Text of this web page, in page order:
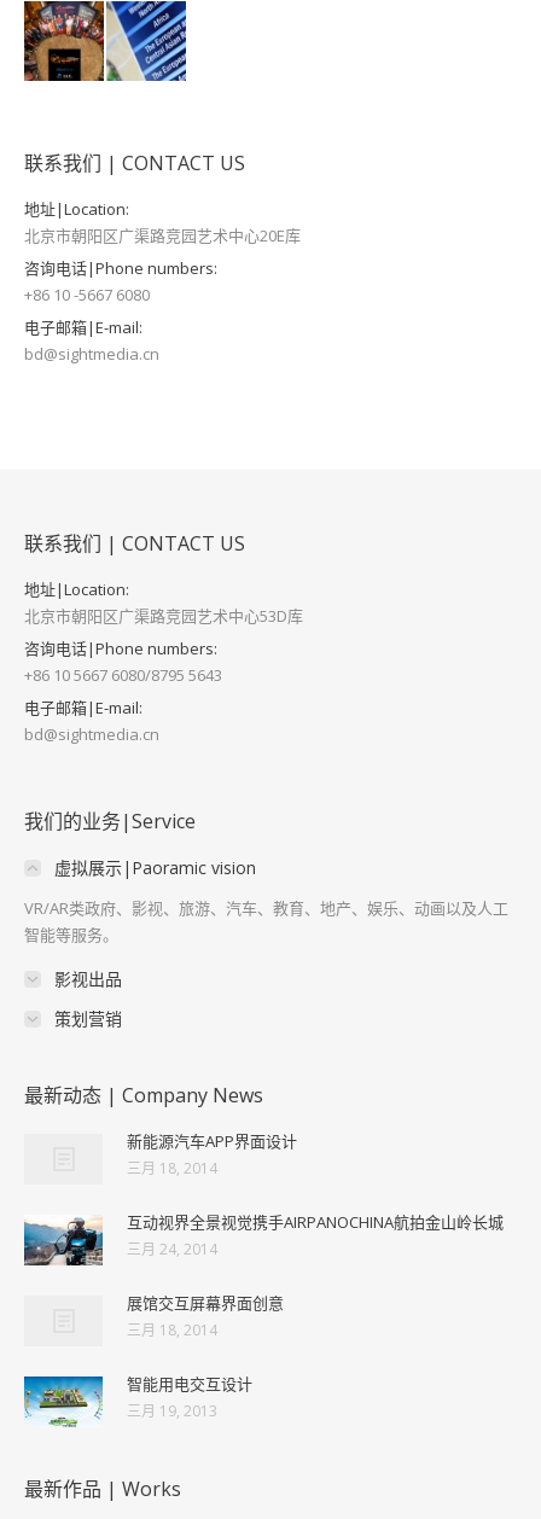
联系我们 | CONTACT US
地址|Location:
北京市朝阳区广渠路竞园艺术中心20E库
咨询电话|Phone numbers:
+86 10 -5667 6080
电子邮箱|E-mail:
bd@sightmedia.cn
联系我们 | CONTACT US
地址|Location:
北京市朝阳区广渠路竞园艺术中心53D库
咨询电话|Phone numbers:
+86 10 5667 6080/8795 5643
电子邮箱|E-mail:
bd@sightmedia.cn
我们的业务|Service
虚拟展示|Paoramic vision
VR/AR类政府、影视、旅游、汽车、教育、地产、娱乐、动画以及人工
智能等服务。
影视出品
策划营销
最新动态 | Company News
新能源汽车APP界面设计
三月 18, 2014
互动视界全景视觉携手AIRPANOCHINA航拍金山岭长城
三月 24, 2014
展馆交互屏幕界面创意
三月 18, 2014
智能用电交互设计
三月 19, 2013
最新作品 | Works